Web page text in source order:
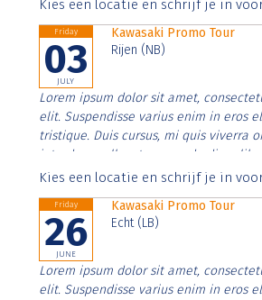
Kies een locatie en schrijf je in
Friday
03
JULY
Kawasaki Promo Tour
Rijen (NB)
Lorem ipsum dolor sit amet,
elit. Suspendisse varius enim in eros
tristique. Duis cursus, mi quis viverra
interdum nulla, ut commodo diam
Aenean faucibus nibh et justo cursus
Kies een locatie en schrijf je in
Friday
26
JUNE
Kawasaki Promo Tour
Echt (LB)
Lorem ipsum dolor sit amet,
elit. Suspendisse varius enim in eros